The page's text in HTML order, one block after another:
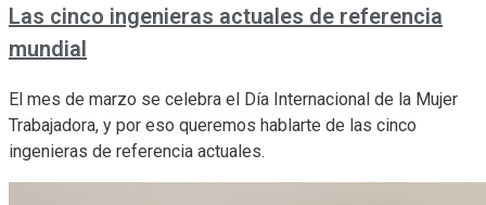
Las cinco ingenieras actuales de referencia
mundial
El mes de marzo se celebra el Día Internacional de la Mujer
Trabajadora, y por eso queremos hablarte de las cinco
ingenieras de referencia actuales.